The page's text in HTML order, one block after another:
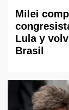
Milei
Lula y
Brasil